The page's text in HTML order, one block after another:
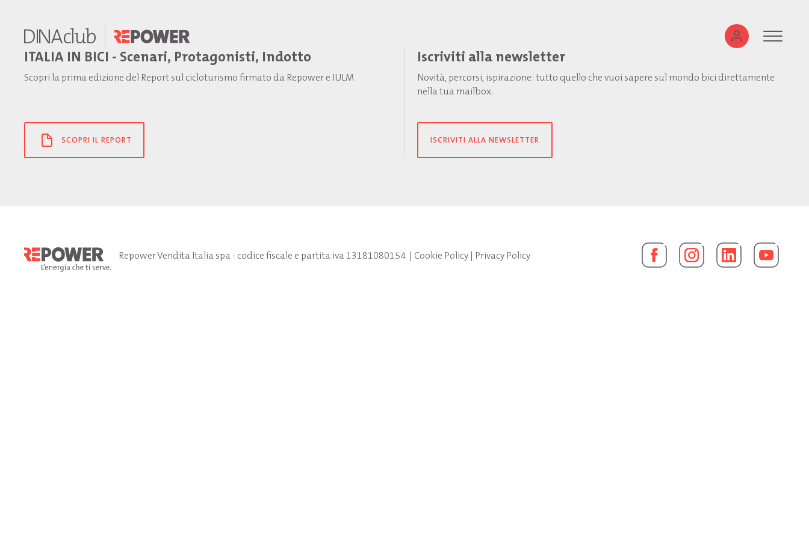
ITALIA IN BICI - Scenari, Protagonisti, Indotto
Scopri la prima edizione del Report sul cicloturismo firmato da Repower e IULM
SCOPRI IL REPORT
Iscriviti alla newsletter
Novità, percorsi, ispirazione: tutto quello che vuoi sapere sul mondo bici direttamente
nella tua mailbox.
ISCRIVITI ALLA NEWSLETTER
Repower Vendita Italia spa - codice fiscale e partita iva 13181080154| Cookie Policy| Privacy Policy